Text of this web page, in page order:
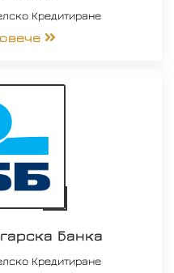
Кредитиране
Банка
Кредитиране